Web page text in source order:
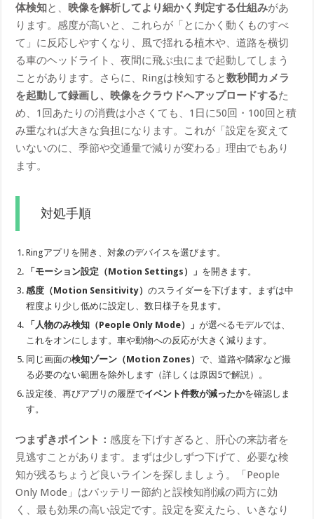
体検知と、 映像を解析してより細かく判定する仕組みがあ
ります。感度が高いと、これらが「とにかく動くものすべ
て」に反応しやすくなり、風で揺れる植木や、道路を横切
る車のヘッドライト、夜間に飛ぶ虫にまで起動してしまう
ことがあります。さらに、Ringは検知すると数秒間カメラ
を起動して録画し、映像をクラウドへアップロードするた
め、1回あたりの消費は小さくても、1日に50回・100回と積
み重なれば大きな負担になります。これが「設定を変えて
いないのに、季節や交通量で減りが変わる」理由でもあり
ます。
対処手順
Ringアプリを開き、対象のデバイスを選びます。
「モーション設定（Motion Settings）」 を開きます。
感度（Motion Sensitivity）のスライダーを下げます。まずは中
程度より少し低めに設定し、数日様子を見ます。
「人物のみ検知（People Only Mode）」が選べるモデルでは、
これをオンにします。車や動物への反応が大きく減ります。
同じ画面の検知ゾーン（Motion Zones）で、道路や隣家など撮
る必要のない範囲を除外します（詳しくは原因5で解説）。
設定後、再びアプリの履歴でイベント件数が減ったかを確認しま
す。
つまずきポイント： 感度を下げすぎると、肝心の来訪者を
見逃すことがあります。まずは少しずつ下げて、必要な検
知が残るちょうど良いラインを探しましょう。「People
Only Mode」はバッテリー節約と誤検知削減の両方に効
く、最も効果の高い設定です。設定を変えたら、いきなり